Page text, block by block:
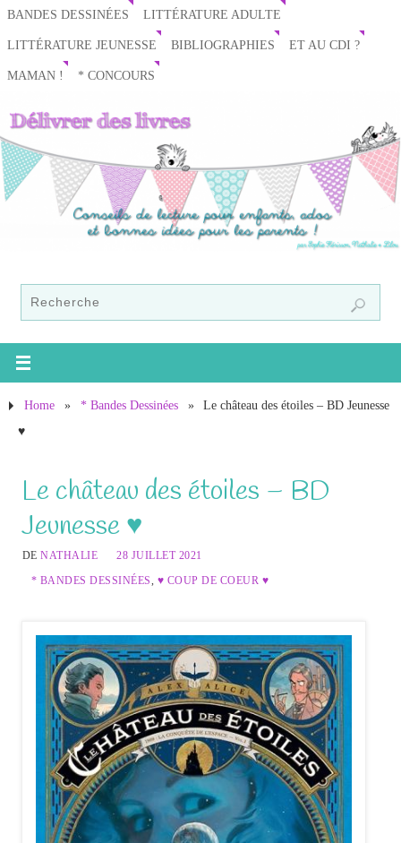
BANDES DESSINÉES LITTÉRATURE ADULTE
LITTÉRATURE JEUNESSE BIBLIOGRAPHIES ET AU CDI ?
MAMAN ! * CONCOURS
Home » * Bandes Dessinées »
Le château des étoiles – BD Jeunesse
♥
Le château des étoiles – BD
Jeunesse ♥
DENATHALIE
28 JUILLET 2021
* BANDES DESSINÉES, ♥ COUP DE COEUR ♥